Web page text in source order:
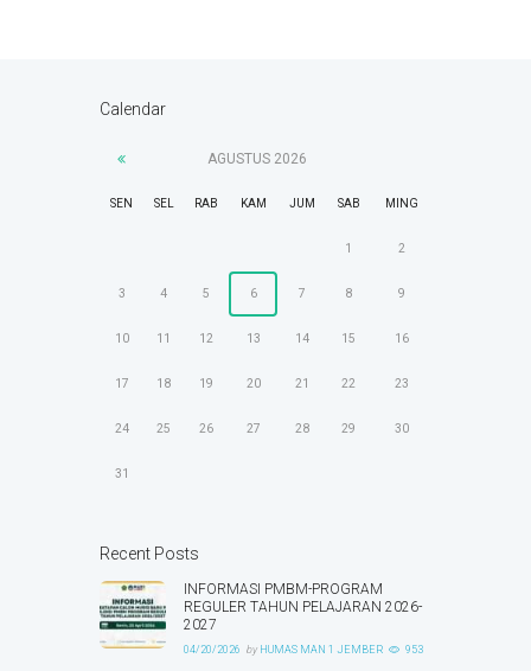
Calendar
AGUSTUS 2026
SEN SEL RAB KAM JUM SAB MING
1 2
3 4 5 6 7 8 9
10 11 12 13 14 15 16
17 18 19 20 21 22 23
24 25 26 27 28 29 30
31
Recent Posts
INFORMASI PMBM-PROGRAM
REGULER TAHUN PELAJARAN 2026-
2027
04/20/2026 by HUMAS MAN 1 JEMBER 953